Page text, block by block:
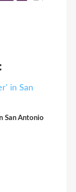
San Antonio